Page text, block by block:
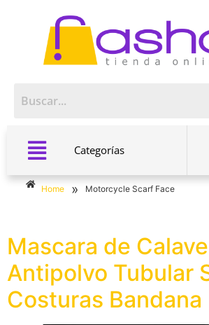
Categorías
Home » Motorcycle Scarf Face
Mascara de
Antipolvo Tubular
Costuras Bandana